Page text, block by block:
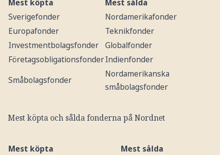
Mest köpta
Mest sålda
Sverigefonder
Nordamerikafonder
Europafonder
Teknikfonder
Investmentbolagsfonder
Globalfonder
FöretagsobligationsfonderIndienfonder
Småbolagsfonder
Nordamerikanska
småbolagsfonder
Mest köpta och sålda fonderna på Nordnet
Mest köpta
Mest sålda